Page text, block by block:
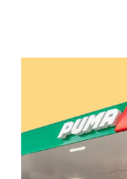
ganador fue
Urbanización
¡Enhorabuena